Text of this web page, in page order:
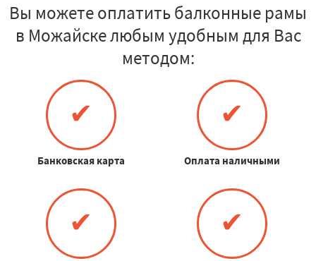
Вы можете оплатить балконные рамы
в Можайске любым удобным для Вас
методом:
✔
Банковская карта
✔
Оплата наличными
✔ ✔